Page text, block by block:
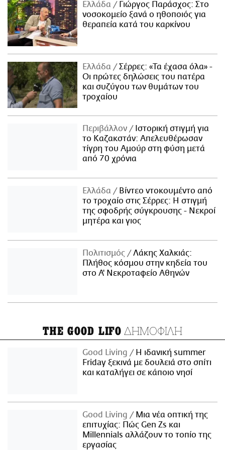
Ελλάδα
Γιώργος Παράσχος: Στο
νοσοκομείο ξανά ο ηθοποιός για
θεραπεία κατά του καρκίνου
Ελλάδα
Σέρρες: «Τα έχασα όλα» -
Οι πρώτες δηλώσεις του πατέρα
και συζύγου των θυμάτων του
τροχαίου
Περιβάλλον
Ιστορική στιγμή για
το Καζακστάν: Απελευθέρωσαν
τίγρη του Αμούρ στη φύση μετά
από 70 χρόνια
Ελλάδα
Βίντεο ντοκουμέντο από
το τροχαίο στις Σέρρες: Η στιγμή
της σφοδρής σύγκρουσης - Νεκροί
μητέρα και γιος
Πολιτισμός
Λάκης Χαλκιάς:
Πλήθος κόσμου στην κηδεία του
στο Α' Νεκροταφείο Αθηνών
THE GOOD LIFO ΔΗΜΟΦΙΛΗ
Good Living
Η ιδανική summer
Friday ξεκινά με δουλειά στο σπίτι
και καταλήγει σε κάποιο νησί
Good Living
Μια νέα οπτική της
επιτυχίας: Πώς Gen Zs και
Millennials αλλάζουν το τοπίο της
εργασίας